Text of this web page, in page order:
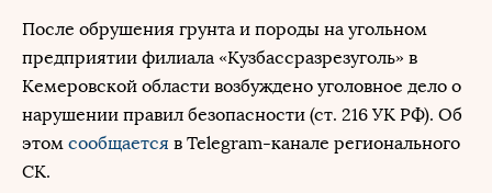
После обрушения грунта и породы на угольном
предприятии филиала «Кузбассразрезуголь» в
Кемеровской области возбуждено уголовное дело о
нарушении правил безопасности (ст. 216 УК РФ). Об
этом сообщается в Telegram-канале регионального
СК.